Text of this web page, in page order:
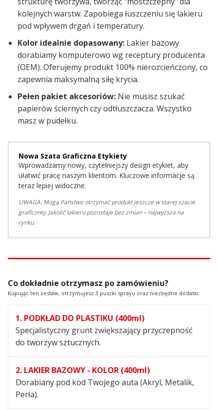
kolejnych warstw. Zapobiega łuszczeniu się lakieru
pod wpływem drgań i temperatury.
Kolor idealnie dopasowany: Lakier bazowy
dorabiamy komputerowo wg receptury producenta
(OEM). Oferujemy produkt 100% nierozcieńczony, co
zapewnia maksymalną siłę krycia.
Pełen pakiet akcesoriów: Nie musisz szukać
papierów ściernych czy odtłuszczacza. Wszystko
masz w pudełku.
Nowa Szata Graficzna Etykiety
Wprowadzamy nowy, czytelniejszy design etykiet, aby
ułatwić pracę naszym klientom. Kluczowe informacje są
teraz lepiej widoczne.
UWAGA: Mogą Państwo otrzymać produkt jeszcze w starej szacie
graficznej. Jakość lakieru pozostaje bez zmian – najwyższa na
rynku.
Co dokładnie otrzymasz po zamówieniu?
Kupując ten zestaw, otrzymujesz 3 puszki sprayu oraz niezbędne dodatki:
1. PODKŁAD DO PLASTIKU (400ml)
Specjalistyczny grunt zwiększający przyczepność
do tworzyw sztucznych.
2. LAKIER BAZOWY - KOLOR (400ml)
Dorabiany pod kod Twojego auta (Akryl, Metalik,
Perła).